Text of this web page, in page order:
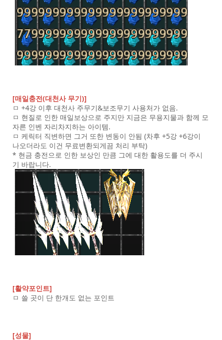
[매일충전(대천사 무기)]
ㅁ +4강 이후 대천사 주무기&보조무기 사용처가 없음.
ㅁ 현질로 인한 매일보상으로 주지만 지금은 무용지물과 함께 모
자른 인벤 자리차지하는 아이템.
ㅁ 케릭터 직변하면 그거 또한 변동이 안됨 (차후 +5강 +6강이
나오더라도 이건 무료변환되게끔 처리 부탁)
* 현금 충전으로 인한 보상인 만큼 그에 대한 활용도를 더 주시
기 바랍니다.
[활약포인트]
ㅁ 쓸 곳이 단 한개도 없는 포인트
[성물]